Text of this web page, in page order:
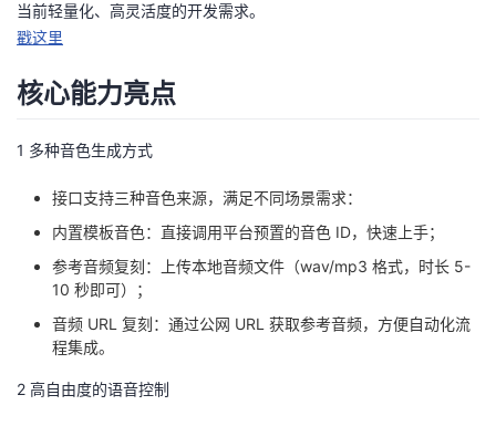
堂
我
课
程
的
认
证
我
的
实
验
我
的
收
藏
的
支
持
我
声
建
议
当前轻量化、高灵活度的开发需求。
戳这里
核心能力亮点
1 多种音色生成方式
接口支持三种音色来源，满足不同场景需求：
内置模板音色：直接调用平台预置的音色 ID，快速上手；
参考音频复刻：上传本地音频文件（wav/mp3 格式，时长 5-
10 秒即可）；
音频 URL 复刻：通过公网 URL 获取参考音频，方便自动化流
程集成。
2 高自由度的语音控制